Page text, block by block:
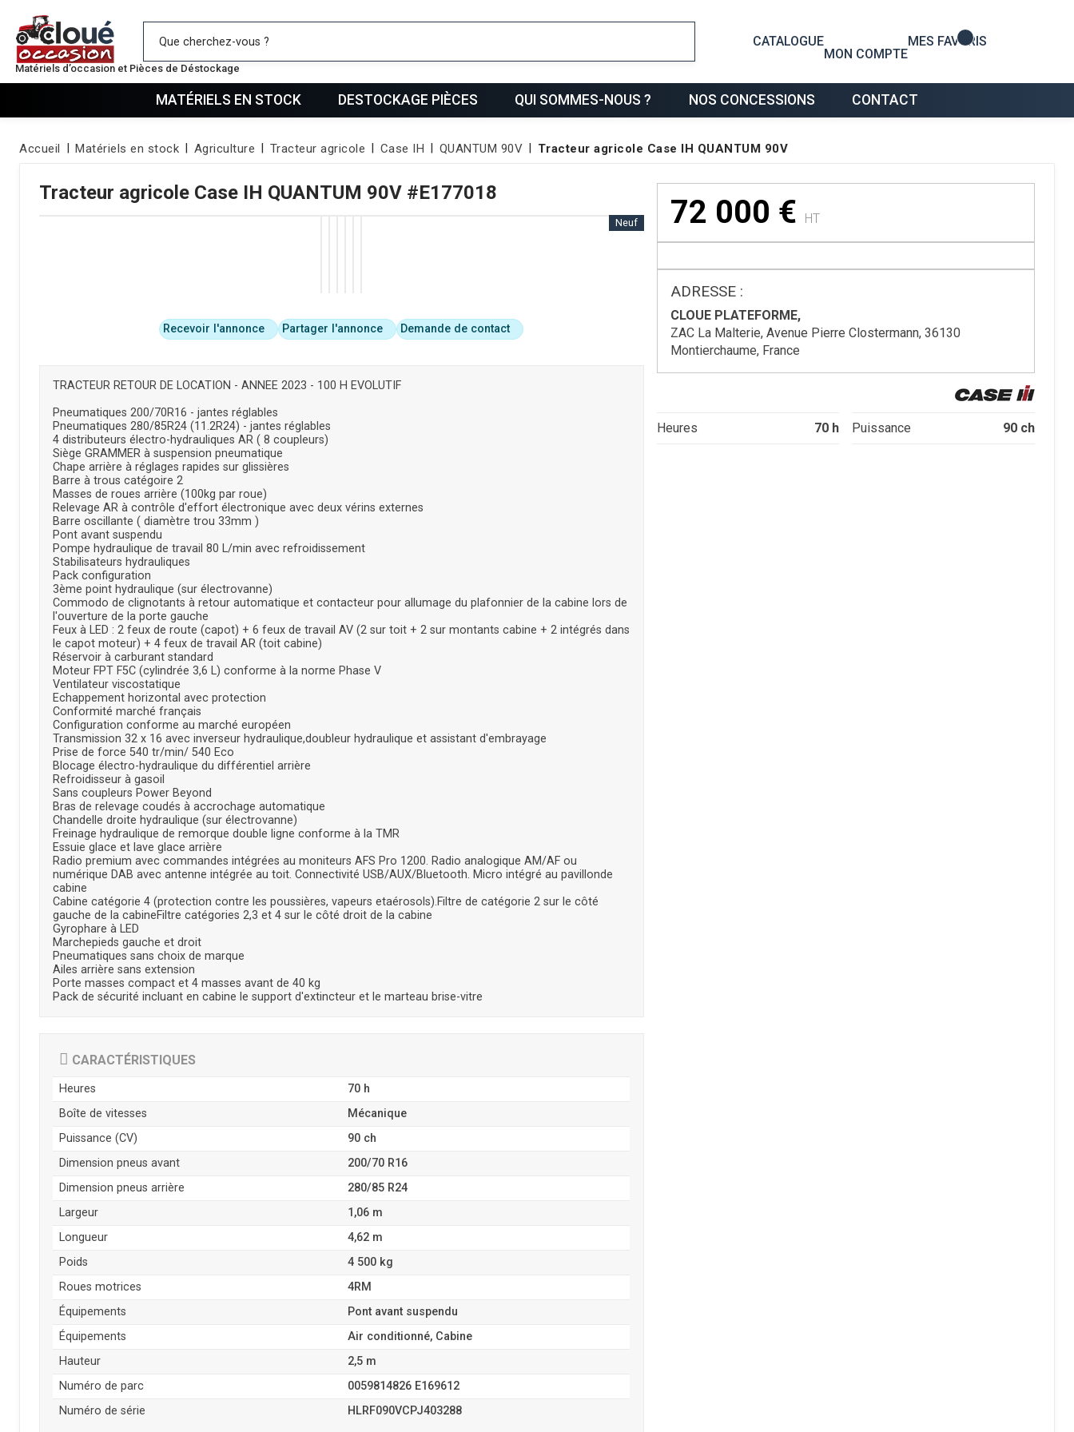
Matériels d’occasion et Pièces de Déstockage
CATALOGUE
MON COMPTE
MES FAVORIS
Mes favoris
MATÉRIELS EN STOCK DESTOCKAGE PIÈCES QUI SOMMES-NOUS ? NOS CONCESSIONS CONTACT
Accueil Matériels en stock Agriculture Tracteur agricole Case IH QUANTUM 90V Tracteur agricole Case IH QUANTUM 90V
Tracteur agricole Case IH QUANTUM 90V #E177018
Neuf
TRACTEUR RETOUR DE LOCATION - ANNEE 2023 - 100 H EVOLUTIF
Pneumatiques 200/70R16 - jantes réglables
Pneumatiques 280/85R24 (11.2R24) - jantes réglables
4 distributeurs électro-hydrauliques AR ( 8 coupleurs)
Siège GRAMMER à suspension pneumatique
Chape arrière à réglages rapides sur glissières
Barre à trous catégoire 2
Masses de roues arrière (100kg par roue)
Relevage AR à contrôle d'effort électronique avec deux vérins externes
Barre oscillante ( diamètre trou 33mm )
Pont avant suspendu
Pompe hydraulique de travail 80 L/min avec refroidissement
Stabilisateurs hydrauliques
Pack configuration
3ème point hydraulique (sur électrovanne)
Commodo de clignotants à retour automatique et contacteur pour allumage du plafonnier de la cabine lors de
l'ouverture de la porte gauche
Feux à LED : 2 feux de route (capot) + 6 feux de travail AV (2 sur toit + 2 sur montants cabine + 2 intégrés dans
le capot moteur) + 4 feux de travail AR (toit cabine)
Réservoir à carburant standard
Moteur FPT F5C (cylindrée 3,6 L) conforme à la norme Phase V
Ventilateur viscostatique
Echappement horizontal avec protection
Conformité marché français
Configuration conforme au marché européen
Transmission 32 x 16 avec inverseur hydraulique,doubleur hydraulique et assistant d'embrayage
Prise de force 540 tr/min/ 540 Eco
Blocage électro-hydraulique du différentiel arrière
Refroidisseur à gasoil
Sans coupleurs Power Beyond
Bras de relevage coudés à accrochage automatique
Chandelle droite hydraulique (sur électrovanne)
Freinage hydraulique de remorque double ligne conforme à la TMR
Essuie glace et lave glace arrière
Radio premium avec commandes intégrées au moniteurs AFS Pro 1200. Radio analogique AM/AF ou
numérique DAB avec antenne intégrée au toit. Connectivité USB/AUX/Bluetooth. Micro intégré au pavillonde
cabine
Cabine catégorie 4 (protection contre les poussières, vapeurs etaérosols).Filtre de catégorie 2 sur le côté
gauche de la cabineFiltre catégories 2,3 et 4 sur le côté droit de la cabine
Gyrophare à LED
Marchepieds gauche et droit
Pneumatiques sans choix de marque
Ailes arrière sans extension
Porte masses compact et 4 masses avant de 40 kg
Pack de sécurité incluant en cabine le support d'extincteur et le marteau brise-vitre
Demande de contact
Partager l'annonce
Recevoir l'annonce
CARACTÉRISTIQUES
Heures
70 h
Boîte de vitesses
Mécanique
Puissance (CV)
90 ch
Dimension pneus avant
200/70 R16
Dimension pneus arrière
280/85 R24
Largeur
1,06 m
Longueur
4,62 m
Poids
4 500 kg
Roues motrices
4RM
Équipements
Pont avant suspendu
Équipements
Air conditionné, Cabine
Hauteur
2,5 m
Numéro de parc
0059814826 E169612
Numéro de série
HLRF090VCPJ403288
72 000 € HT
ADRESSE :
CLOUE PLATEFORME,
ZAC La Malterie, Avenue Pierre Clostermann, 36130
Montierchaume, France
Heures 70 h Puissance 90 ch